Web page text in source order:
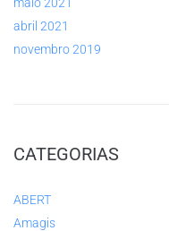
abril 2021
novembro 2019
CATEGORIAS
ABERT
Amagis